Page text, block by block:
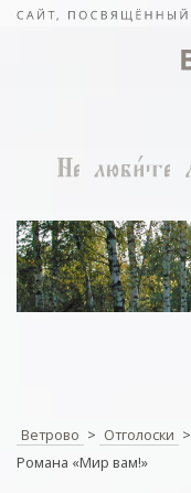
Ветрово > Отголоски >
Романа «Мир вам!»